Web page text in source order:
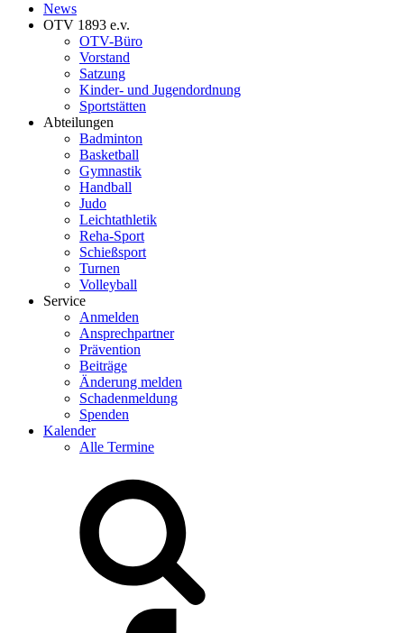
News
OTV 1893 e.v.
OTV-Büro
Vorstand
Satzung
Kinder- und Jugendordnung
Sportstätten
Abteilungen
Badminton
Basketball
Gymnastik
Handball
Judo
Leichtathletik
Reha-Sport
Schießsport
Turnen
Volleyball
Service
Anmelden
Ansprechpartner
Prävention
Beiträge
Änderung melden
Schadenmeldung
Spenden
Kalender
Alle Termine